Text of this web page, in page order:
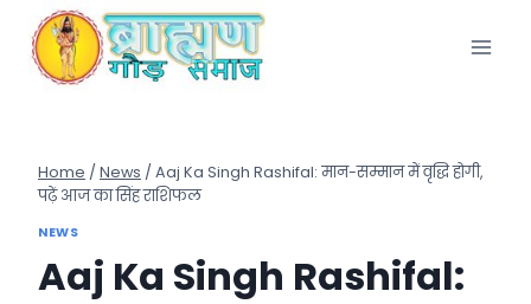
content
Home / News / Aaj Ka Singh Rashifal: मान-सम्मान में वृद्धि होगी,
पढ़ें आज का सिंह राशिफल
NEWS
Aaj Ka Singh Rashifal: